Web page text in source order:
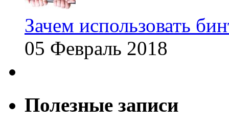
Зачем использовать
05 Февраль 2018
Полезные записи